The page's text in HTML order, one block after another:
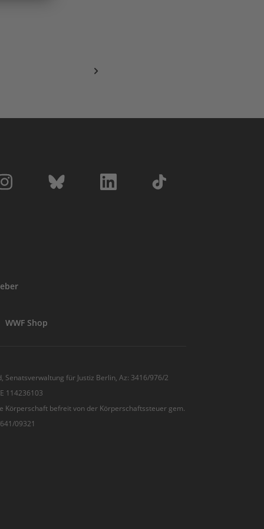
WWF Shop
Senatsverwaltung für Justiz Berlin, Az: 3416/976/2
114236103
Körperschaft befreit von der Körperschaftssteuer gem.
09321